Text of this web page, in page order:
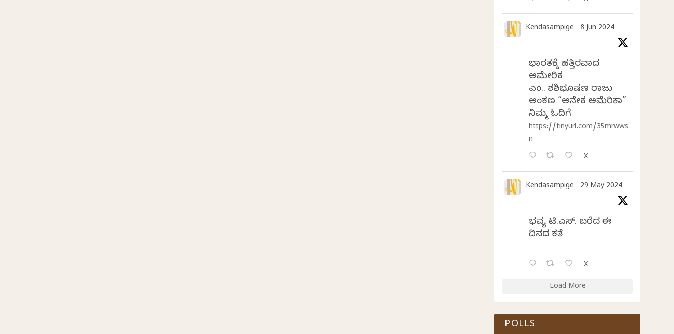
Kendasampige 8 Jun 2024
ಭಾರತಕ್ಕೆ ಹತ್ತಿರವಾದ
ಅಮೇರಿಕ
ಎಂ.ವಿ. ಶಶಿಭೂಷಣ ರಾಜು
ಅಂಕಣ “ಅನೇಕ ಅಮೆರಿಕಾ”
ನಿಮ್ಮ ಓದಿಗೆ
https://tinyurl.com/35mrwws
n
X
Kendasampige 29 May 2024
ಭವ್ಯ ಟಿ.ಎಸ್. ಬರೆದ ಈ
ದಿನದ ಕವಿತೆ
X
Load More
POLLS